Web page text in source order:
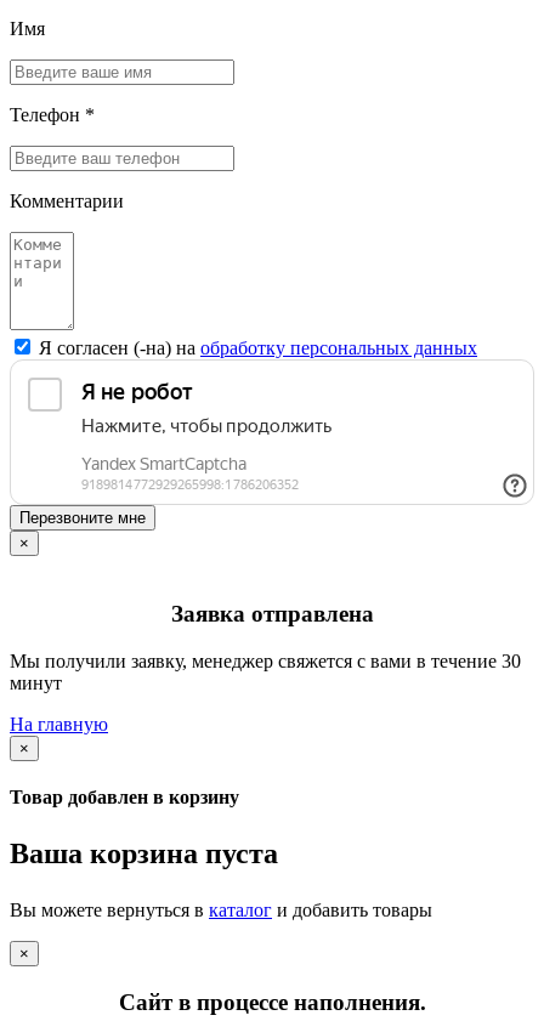
Имя
Телефон *
Комментарии
Я согласен (-на) на обработку персональных данных
Перезвоните мне
×
Заявка отправлена
Мы получили заявку, менеджер свяжется с вами в течение 30
минут
На главную
×
Товар добавлен в корзину
Ваша корзина пуста
Вы можете вернуться в каталог и добавить товары
×
Сайт в процессе наполнения.